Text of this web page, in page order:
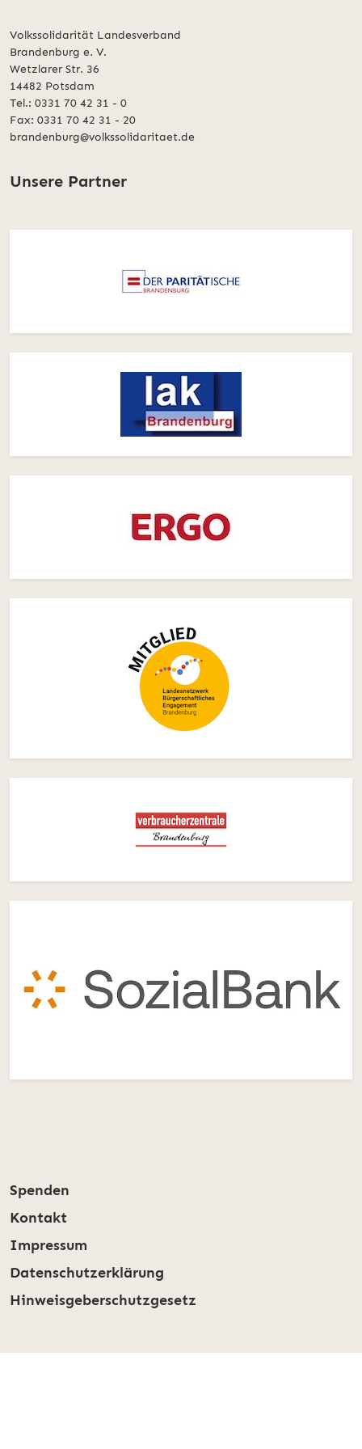
Volkssolidarität Landesverband
Brandenburg e. V.
Wetzlarer Str. 36
14482 Potsdam
Tel.: 0331 70 42 31 - 0
Fax: 0331 70 42 31 - 20
brandenburg@volkssolidaritaet.de
Unsere Partner
Spenden
Kontakt
Impressum
Datenschutzerklärung
Hinweisgeberschutzgesetz